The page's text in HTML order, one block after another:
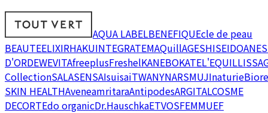
AQUA LABELBENEFIQUEcle de peau
BEAUTEELIXIRHAKUINTEGRATEMAQuillAGESHISEIDO
D'ORDEWEVITAfreeplusFreshelKANEBOKATEL'EQUIL
CollectionSALASENSAIsuisaiTWANYNARSMUJInaturieBiore
SKIN HEALTHAveneamritaraAntipodesARGITALCOSME
DECORTEdo organicDr.HauschkaETVOSFEMMUEF